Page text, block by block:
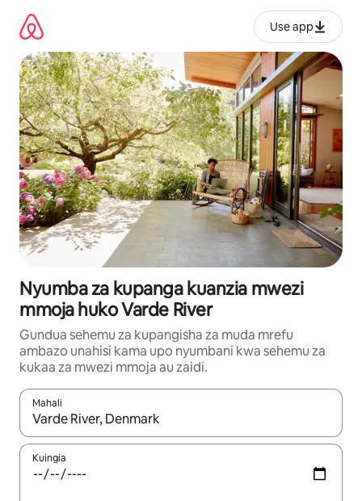
kwenda
kwenye
maudhui
Use app
Nyumba za kupanga kuanzia mwezi
mmoja huko Varde River
Gundua sehemu za kupangisha za muda mrefu
ambazo unahisi kama upo nyumbani kwa sehemu za
kukaa za mwezi mmoja au zaidi.
Mahali
Wakati matokeo yanapatikana, vinjari kwa kutumia vitufe vya
Kuingia